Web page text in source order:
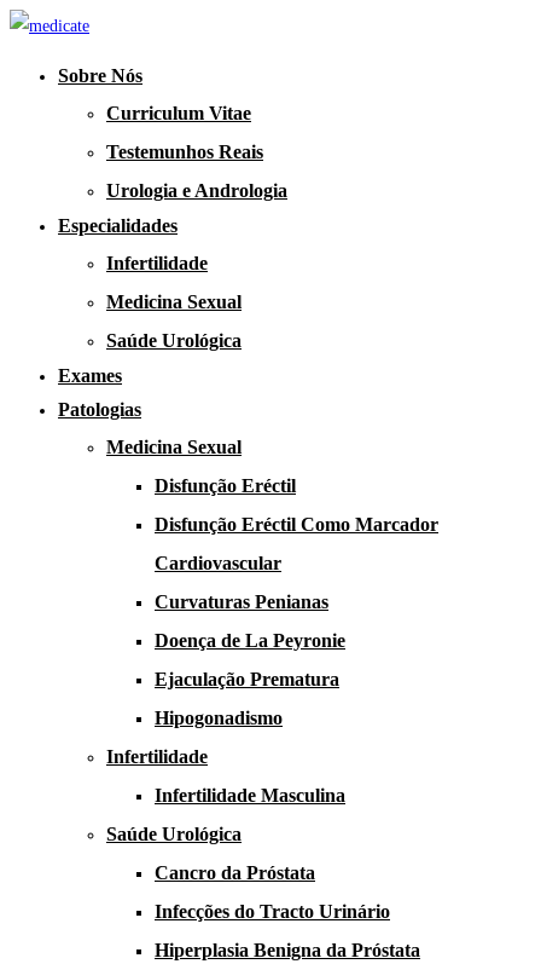
Sobre Nós
Curriculum Vitae
Testemunhos Reais
Urologia e Andrologia
Especialidades
Infertilidade
Medicina Sexual
Saúde Urológica
Exames
Patologias
Medicina Sexual
Disfunção Eréctil
Disfunção Eréctil Como Marcador
Cardiovascular
Curvaturas Penianas
Doença de La Peyronie​​
Ejaculação Prematura​
Hipogonadismo
Infertilidade
Infertilidade Masculina
Saúde Urológica
Cancro da Próstata
Infecções do Tracto Urinário
Hiperplasia Benigna da Próstata